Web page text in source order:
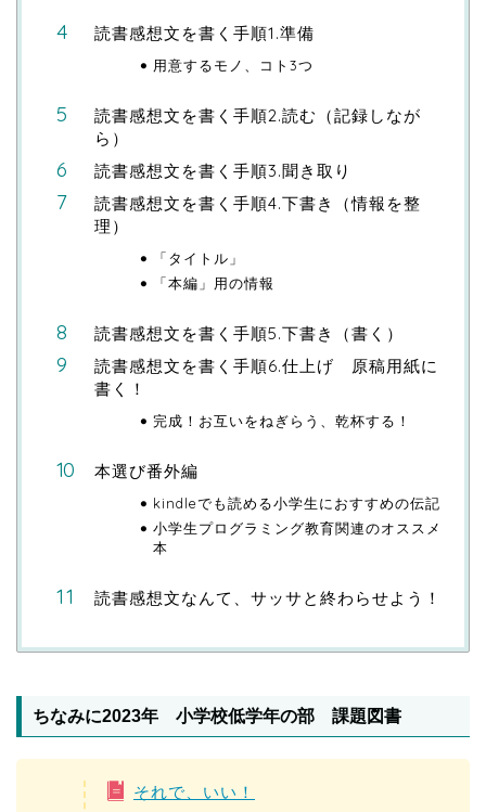
読書感想文を書く手順1.準備
用意するモノ、コト3つ
読書感想文を書く手順2.読む（記録しなが
ら）
読書感想文を書く手順3.聞き取り
読書感想文を書く手順4.下書き（情報を整
理）
「タイトル」
「本編」用の情報
読書感想文を書く手順5.下書き（書く）
読書感想文を書く手順6.仕上げ 原稿用紙に
書く！
完成！お互いをねぎらう、乾杯する！
本選び番外編
kindleでも読める小学生におすすめの伝記
小学生プログラミング教育関連のオススメ
本
読書感想文なんて、サッサと終わらせよう！
ちなみに2023年 小学校低学年の部 課題図書
それで、いい！